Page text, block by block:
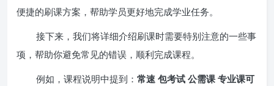
便捷的刷课方案，帮助学员更好地完成学业任务。
接下来，我们将详细介绍刷课时需要特别注意的一些事
项，帮助你避免常见的错误，顺利完成课程。
例如，课程说明中提到： 常速 包考试 公需课 专业课可